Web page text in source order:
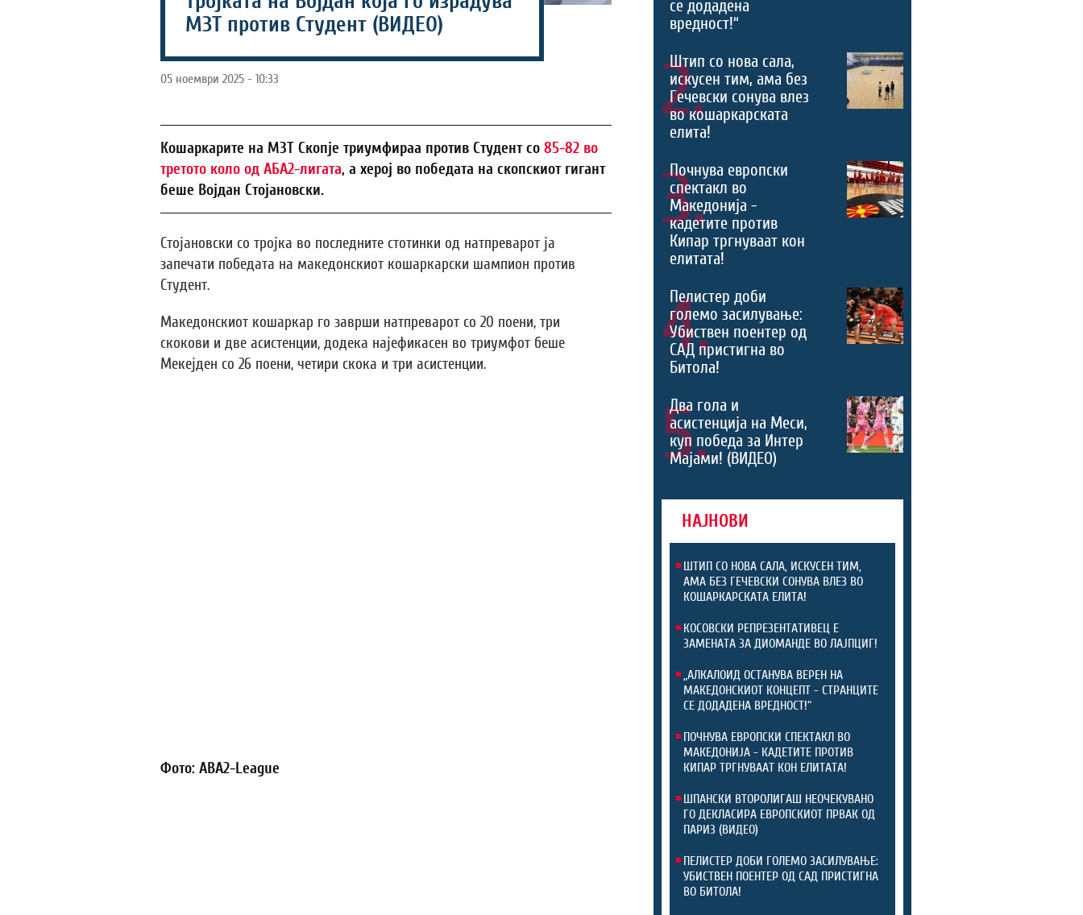
МЗТ против Студент (ВИДЕО)
05 ноември 2025 - 10:33
Кошаркарите на МЗТ Скопје триумфираа против Студент со 85-82 во
третото коло од АБА2-лигата, а херој во победата на скопскиот гигант
беше Војдан Стојановски.
Стојановски со тројка во последните стотинки од натпреварот ја
запечати победата на македонскиот кошаркарски шампион против
Студент.
Македонскиот кошаркар го заврши натпреварот со 20 поени, три
скокови и две асистенции, додека најефикасен во триумфот беше
Мекејден со 26 поени, четири скока и три асистенции.
Фото: ABA2-League
се додадена
вредност!“
2.
Штип со нова сала,
искусен тим, ама без
Гечевски сонува влез
во кошаркарската
елита!
3.
Почнува европски
спектакл во
Македонија -
кадетите против
Кипар тргнуваат кон
елитата!
4.
Пелистер доби
големо засилување:
Убиствен поентер од
САД пристигна во
Битола!
5.
Два гола и
асистенција на Меси,
куп победа за Интер
Мајами! (ВИДЕО)
НАЈНОВИ
ШТИП СО НОВА САЛА, ИСКУСЕН ТИМ,
АМА БЕЗ ГЕЧЕВСКИ СОНУВА ВЛЕЗ ВО
КОШАРКАРСКАТА ЕЛИТА!
КОСОВСКИ РЕПРЕЗЕНТАТИВЕЦ Е
ЗАМЕНАТА ЗА ДИОМАНДЕ ВО ЛАЈПЦИГ!
„АЛКАЛОИД ОСТАНУВА ВЕРЕН НА
МАКЕДОНСКИОТ КОНЦЕПТ - СТРАНЦИТЕ
СЕ ДОДАДЕНА ВРЕДНОСТ!“
ПОЧНУВА ЕВРОПСКИ СПЕКТАКЛ ВО
МАКЕДОНИЈА - КАДЕТИТЕ ПРОТИВ
КИПАР ТРГНУВААТ КОН ЕЛИТАТА!
ШПАНСКИ ВТОРОЛИГАШ НЕОЧЕКУВАНО
ГО ДЕКЛАСИРА ЕВРОПСКИОТ ПРВАК ОД
ПАРИЗ (ВИДЕО)
ПЕЛИСТЕР ДОБИ ГОЛЕМО ЗАСИЛУВАЊЕ:
УБИСТВЕН ПОЕНТЕР ОД САД ПРИСТИГНА
ВО БИТОЛА!